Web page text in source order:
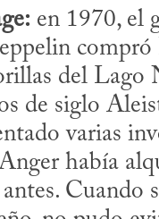
en 1970, el
compró
del Lago
de siglo
varias
había
antes. Cuando